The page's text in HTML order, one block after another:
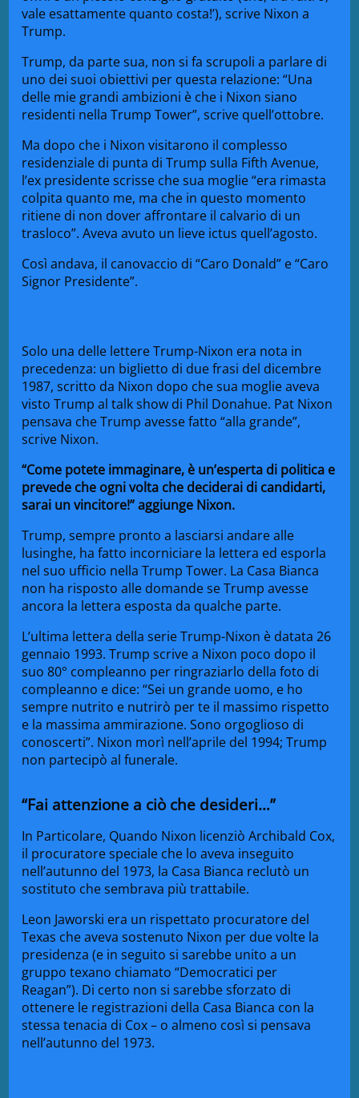
vale esattamente quanto costa!’), scrive Nixon a
Trump.
Trump, da parte sua, non si fa scrupoli a parlare di
uno dei suoi obiettivi per questa relazione: “Una
delle mie grandi ambizioni è che i Nixon siano
residenti nella Trump Tower”, scrive quell’ottobre.
Ma dopo che i Nixon visitarono il complesso
residenziale di punta di Trump sulla Fifth Avenue,
l’ex presidente scrisse che sua moglie “era rimasta
colpita quanto me, ma che in questo momento
ritiene di non dover affrontare il calvario di un
trasloco”. Aveva avuto un lieve ictus quell’agosto.
Così andava, il canovaccio di “Caro Donald” e “Caro
Signor Presidente”.
Solo una delle lettere Trump-Nixon era nota in
precedenza: un biglietto di due frasi del dicembre
1987, scritto da Nixon dopo che sua moglie aveva
visto Trump al talk show di Phil Donahue. Pat Nixon
pensava che Trump avesse fatto “alla grande”,
scrive Nixon.
“Come potete immaginare, è un’esperta di politica e
prevede che ogni volta che deciderai di candidarti,
sarai un vincitore!” aggiunge Nixon.
Trump, sempre pronto a lasciarsi andare alle
lusinghe, ha fatto incorniciare la lettera ed esporla
nel suo ufficio nella Trump Tower. La Casa Bianca
non ha risposto alle domande se Trump avesse
ancora la lettera esposta da qualche parte.
L’ultima lettera della serie Trump-Nixon è datata 26
gennaio 1993. Trump scrive a Nixon poco dopo il
suo 80° compleanno per ringraziarlo della foto di
compleanno e dice: “Sei un grande uomo, e ho
sempre nutrito e nutrirò per te il massimo rispetto
e la massima ammirazione. Sono orgoglioso di
conoscerti”. Nixon morì nell’aprile del 1994; Trump
non partecipò al funerale.
“Fai attenzione a ciò che desideri…”
In Particolare, Quando Nixon licenziò Archibald Cox,
il procuratore speciale che lo aveva inseguito
nell’autunno del 1973, la Casa Bianca reclutò un
sostituto che sembrava più trattabile.
Leon Jaworski era un rispettato procuratore del
Texas che aveva sostenuto Nixon per due volte la
presidenza (e in seguito si sarebbe unito a un
gruppo texano chiamato “Democratici per
Reagan”). Di certo non si sarebbe sforzato di
ottenere le registrazioni della Casa Bianca con la
stessa tenacia di Cox – o almeno così si pensava
nell’autunno del 1973.